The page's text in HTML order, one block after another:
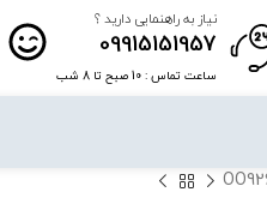
نیاز به راهنمایی دارید ؟
09915151957
ساعت تماس : 10 صبح تا 8 شب